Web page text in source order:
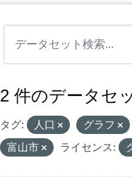
2 件のデータセ
タグ: 人口 グラフ
富山市
ライセンス: